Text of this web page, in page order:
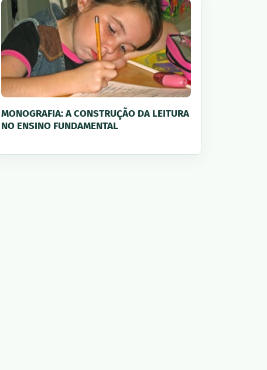
MONOGRAFIA: A CONSTRUÇÃO DA LEITURA
NO ENSINO FUNDAMENTAL